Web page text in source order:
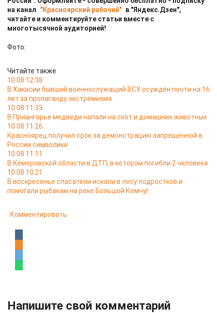
на канал
"Красноярский рабочий" в "Яндекс.Дзен",
читайте и комментируйте статьи вместе с
многотысячной аудиторией!
Фото:
Читайте также
10.08 12:38
В Хакасии бывший военнослужащий ВСУ осуждён почти на 16
лет за пропаганду экстремизма
10.08 11:33
В Приангарье медведи напали на скот и домашних животных
10.08 11:26
Красноярец получил срок за демонстрацию запрещённой в
России символики
10.08 11:11
В Кемеровской области в ДТП, в котором погибли 2 человека
10.08 10:21
В воскресенье спасатели искали в лесу подростков и
помогали рыбакам на реке Большой Кемчуг
Комментировать
Напишите свой комментарий